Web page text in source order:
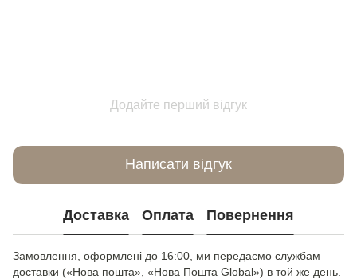
Додайте перший відгук
Написати відгук
Доставка Оплата Повернення
Замовлення, оформлені до 16:00, ми передаємо службам
доставки («Нова пошта», «Нова Пошта Global») в той же день.